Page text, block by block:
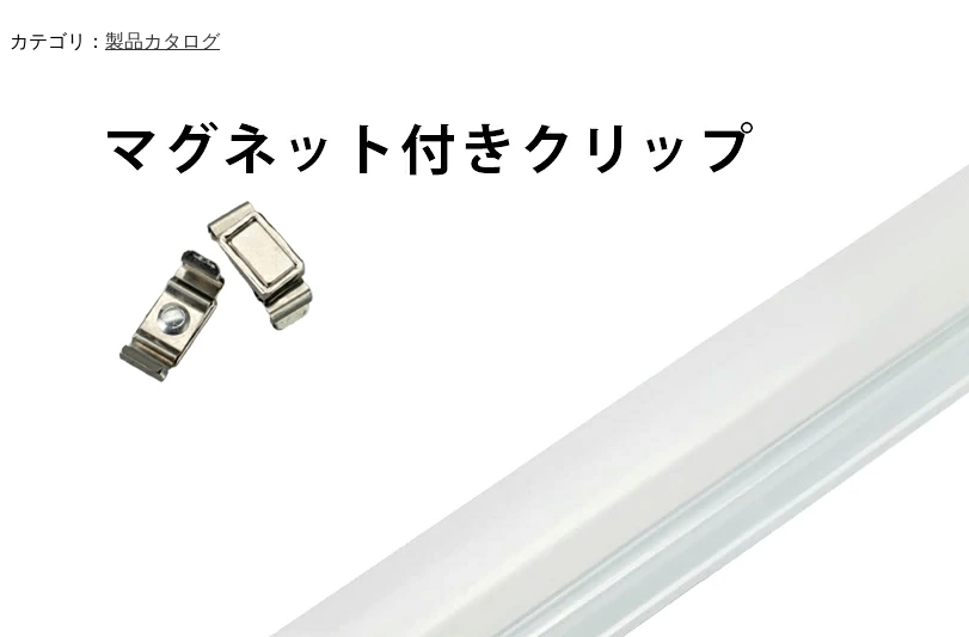
カテゴリ： 製品カタログ